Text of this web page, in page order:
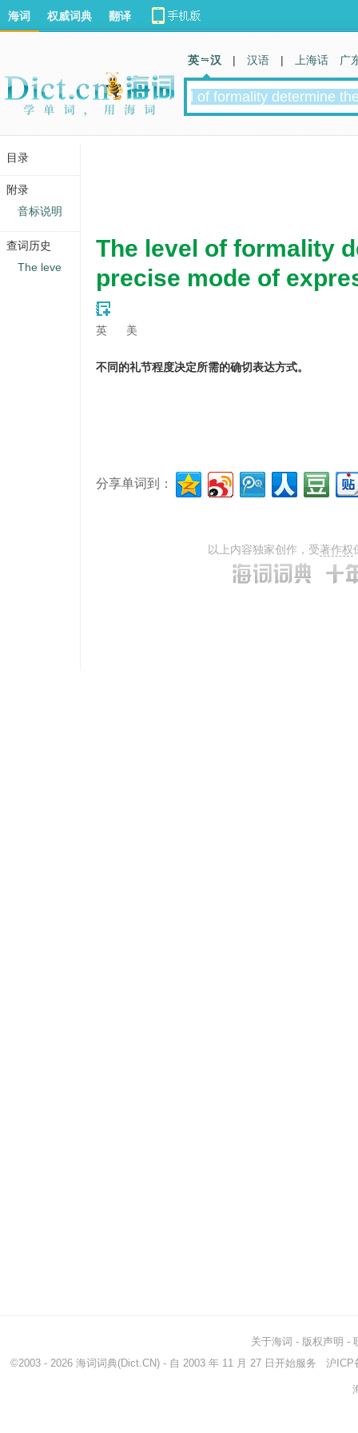
The level of formality
precise mode of
英 美
不同的礼节程度决定所需的确切表达方式。
分享单词到：
以上内容独家创作，受著作权
海词 权威词典 翻译
英 汉 | 汉语 | 上海话 广
关于海词 - 版权声明 -
©2003 - 2026 海词词典(Dict.CN) - 自 2003 年 11 月 27 日开始服务 沪ICP
目录
附录
音标说明
查词历史
The leve